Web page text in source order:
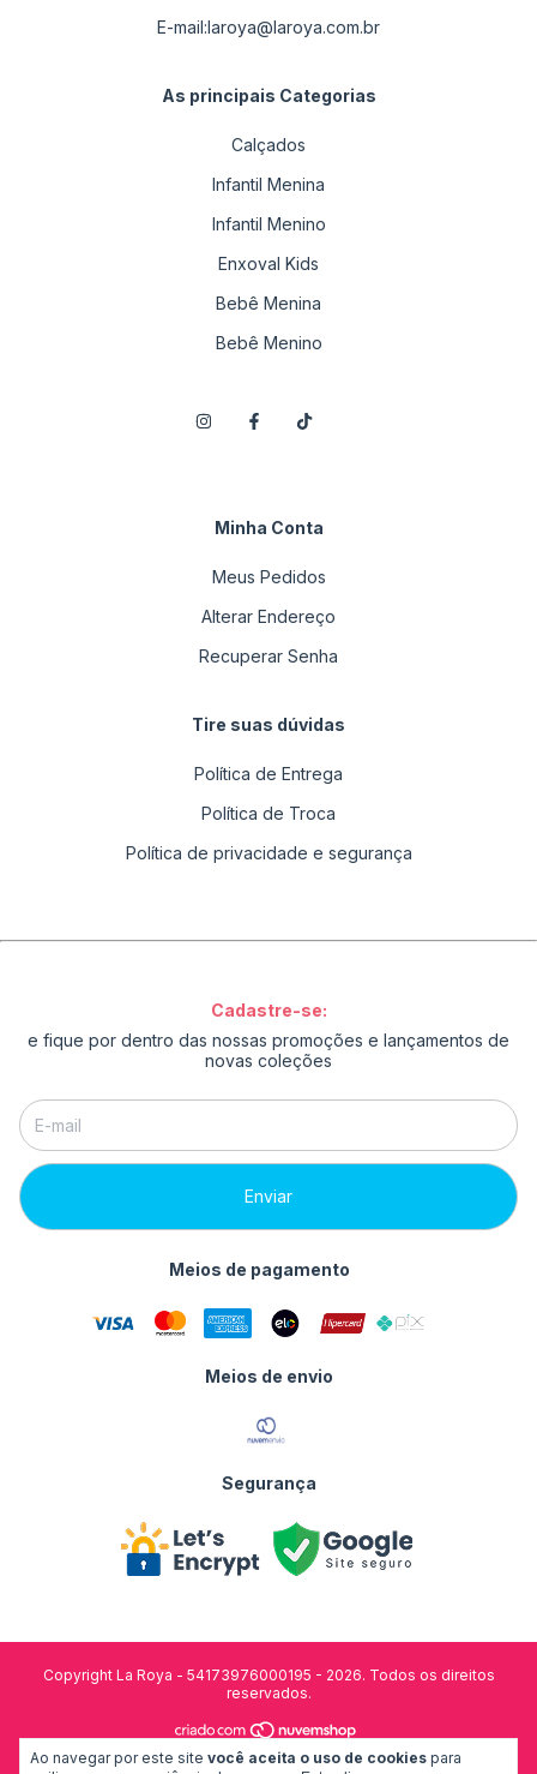
Ao navegar por este site você aceita o uso de cookies para
E-mail:laroya@laroya.com.br
As principais Categorias
Calçados
Infantil Menina
Infantil Menino
Enxoval Kids
Bebê Menina
Bebê Menino
Minha Conta
Meus Pedidos
Alterar Endereço
Recuperar Senha
Tire suas dúvidas
Política de Entrega
Política de Troca
Política de privacidade e segurança
Cadastre-se:
e fique por dentro das nossas promoções e lançamentos de
novas coleções
Meios de pagamento
Meios de envio
Segurança
Copyright La Roya - 54173976000195 - 2026. Todos os direitos
reservados.
desenvolvido por: